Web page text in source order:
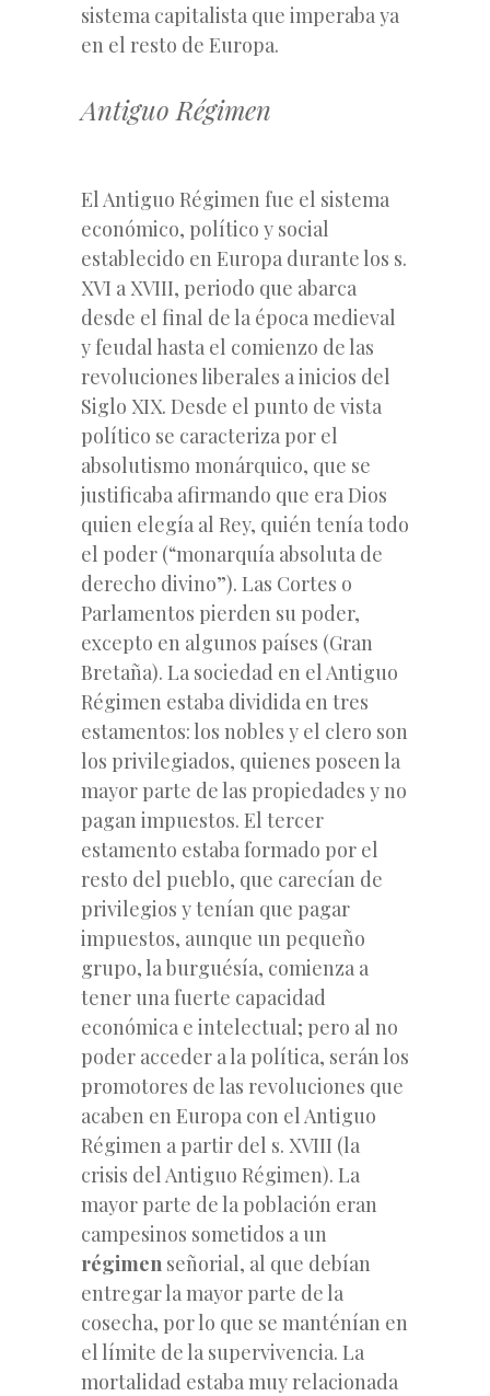
sistema capitalista que imperaba ya
en el resto de Europa.
Antiguo Régimen
El Antiguo Régimen fue el sistema
económico, político y social
establecido en Europa durante los s.
XVI a XVIII, periodo que abarca
desde el final de la época medieval
y feudal hasta el comienzo de las
revoluciones liberales a inicios del
Siglo XIX. Desde el punto de vista
político se caracteriza por el
absolutismo monárquico, que se
justificaba afirmando que era Dios
quien elegía al Rey, quién tenía todo
el poder (“monarquía absoluta de
derecho divino”). Las Cortes o
Parlamentos pierden su poder,
excepto en algunos países (Gran
Bretaña). La sociedad en el Antiguo
Régimen estaba dividida en tres
estamentos: los nobles y el clero son
los privilegiados, quienes poseen la
mayor parte de las propiedades y no
pagan impuestos. El tercer
estamento estaba formado por el
resto del pueblo, que carecían de
privilegios y tenían que pagar
impuestos, aunque un pequeño
grupo, la burguésía, comienza a
tener una fuerte capacidad
económica e intelectual; pero al no
poder acceder a la política, serán los
promotores de las revoluciones que
acaben en Europa con el Antiguo
Régimen a partir del s. XVIII (la
crisis del Antiguo Régimen). La
mayor parte de la población eran
campesinos sometidos a un
régimen señorial, al que debían
entregar la mayor parte de la
cosecha, por lo que se manténían en
el límite de la supervivencia. La
mortalidad estaba muy relacionada